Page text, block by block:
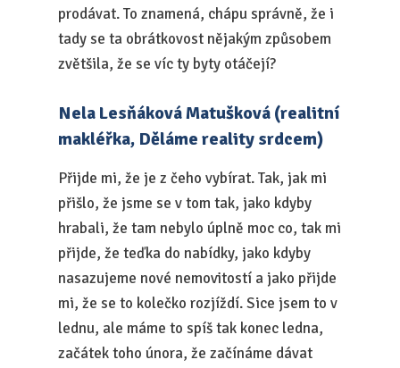
prodávat. To znamená, chápu správně, že i
tady se ta obrátkovost nějakým způsobem
zvětšila, že se víc ty byty otáčejí?
Nela Lesňáková Matušková (realitní
makléřka, Děláme reality srdcem)
Přijde mi, že je z čeho vybírat. Tak, jak mi
přišlo, že jsme se v tom tak, jako kdyby
hrabali, že tam nebylo úplně moc co, tak mi
přijde, že teďka do nabídky, jako kdyby
nasazujeme nové nemovitostí a jako přijde
mi, že se to kolečko rozjíždí. Sice jsem to v
lednu, ale máme to spíš tak konec ledna,
začátek toho února, že začínáme dávat